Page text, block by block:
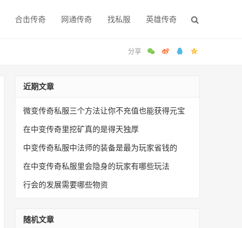
合击传奇 网通传奇 找私服 英雄传奇
近期文章
微变传奇私服三个方法让你不充值也能获得元宝
在中变传奇里挖矿真的是得天独厚
中变传奇私服中法师的装备是最为玩家省钱的
在中变传奇私服里会隐身的玩家有哪些玩法
行会的发展需要哪些物资
随机文章